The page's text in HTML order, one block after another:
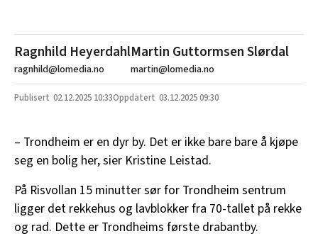
Ragnhild Heyerdahl
ragnhild@lomedia.no
Martin Guttormsen Slørdal
martin@lomedia.no
02.12.2025 10:33 03.12.2025 09:30
– Trondheim er en dyr by. Det er ikke bare bare å kjøpe
seg en bolig her, sier Kristine Leistad.
På Risvollan 15 minutter sør for Trondheim sentrum
ligger det rekkehus og lavblokker fra 70-tallet på rekke
og rad. Dette er Trondheims første drabantby.